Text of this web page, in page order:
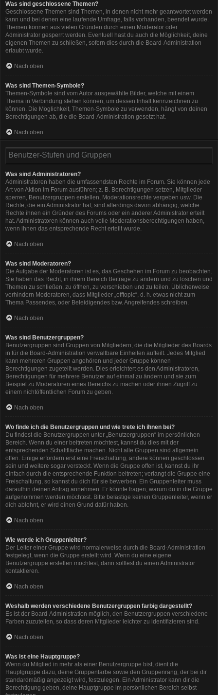
Was sind geschlossene Themen?
Geschlossene Themen sind Themen, in denen nicht mehr geantwortet werden
kann und bei denen eine laufende Umfrage, falls vorhanden, beendet wurde.
Themen können aus vielen Gründen durch einen Moderator oder
Administrator gesperrt werden. Eventuell hast du auch die Möglichkeit, deine
eigenen Themen zu schließen, sofern dies durch die Board-Administration
erlaubt wurde.
Nach oben
Was sind Themen-Symbole?
Themen-Symbole sind vom Autor ausgewählte Bilder, welche mit einem
Thema in Verbindung stehen können, um dessen Inhalt kennzeichnen zu
können. Die Möglichkeit, Themen-Symbole zu verwenden, hängt von deinen
Berechtigungen ab, die die Board-Administration gesetzt hat.
Nach oben
Benutzer-Stufen und Gruppen
Was sind Administratoren?
Administratoren haben die umfassendsten Rechte im Forum. Sie können jede
Art von Aktion im Forum ausführen; z. B. Berechtigungen setzen, Mitglieder
sperren, Benutzergruppen erstellen, Moderationsrechte vergeben usw. Die
Rechte, die ein Administrator hat, sind allerdings davon abhängig, welche
Rechte ihnen ein Gründer des Forums oder ein anderer Administrator erteilt
hat. Administratoren können auch volle Moderationsberechtigungen haben,
wenn ihnen das entsprechende Recht erteilt wurde.
Nach oben
Was sind Moderatoren?
Die Aufgabe der Moderatoren ist es, das Geschehen im Forum zu beobachten.
Sie haben das Recht, in ihrem Bereich Beiträge zu ändern und zu löschen und
Themen zu schließen, zu öffnen, zu verschieben und zu teilen. Üblicherweise
verhindern Moderatoren, dass Mitglieder „offtopic“, d. h. etwas nicht zum
Thema Passendes, oder Beleidigendes bzw. Angreifendes schreiben.
Nach oben
Was sind Benutzergruppen?
Benutzergruppen sind Gruppen von Mitgliedern, die die Mitglieder des Boards
in für die Board-Administration verwaltbare Einheiten aufteilt. Jedes Mitglied
kann mehreren Gruppen angehören und jeder Gruppe können
Berechtigungen zugeteilt werden. Dies erleichtert es den Administratoren,
Berechtigungen für mehrere Benutzer auf einmal zu ändern und sie zum
Beispiel zu Moderatoren eines Bereichs zu machen oder ihnen Zugriff zu
einem nichtöffentlichen Forum zu geben.
Nach oben
Wo finde ich die Benutzergruppen und wie trete ich ihnen bei?
Du findest die Benutzergruppen unter „Benutzergruppen“ im persönlichen
Bereich. Wenn du einer beitreten möchtest, kannst du dies mit der
entsprechenden Schaltfläche machen. Nicht alle Gruppen sind allgemein
offen. Einige erfordern erst eine Freischaltung, andere können geschlossen
sein und weitere sogar versteckt. Wenn die Gruppe offen ist, kannst du ihr
einfach durch die entsprechende Funktion beitreten; verlangt die Gruppe eine
Freischaltung, so kannst du dich für sie bewerben. Ein Gruppenleiter muss
daraufhin deinen Antrag annehmen. Er könnte fragen, warum du in die Gruppe
aufgenommen werden möchtest. Bitte belästige keinen Gruppenleiter, wenn er
dich ablehnt, er wird einen Grund dafür haben.
Nach oben
Wie werde ich Gruppenleiter?
Der Leiter einer Gruppe wird normalerweise durch die Board-Administration
festgelegt, wenn die Gruppe erstellt wird. Wenn du eine eigene
Benutzergruppe erstellen möchtest, dann solltest du einen Administrator
kontaktieren.
Nach oben
Weshalb werden verschiedene Benutzergruppen farbig dargestellt?
Es ist der Board-Administration möglich, den Benutzergruppen verschiedene
Farben zuzuteilen, so dass deren Mitglieder leichter zu identifizieren sind.
Nach oben
Was ist eine Hauptgruppe?
Wenn du Mitglied in mehr als einer Benutzergruppe bist, dient die
Hauptgruppe dazu, deine Gruppenfarbe sowie den Gruppenrang, der bei dir
standardmäßig angezeigt wird, festzulegen. Ein Administrator kann dir die
Berechtigung geben, deine Hauptgruppe im persönlichen Bereich selbst